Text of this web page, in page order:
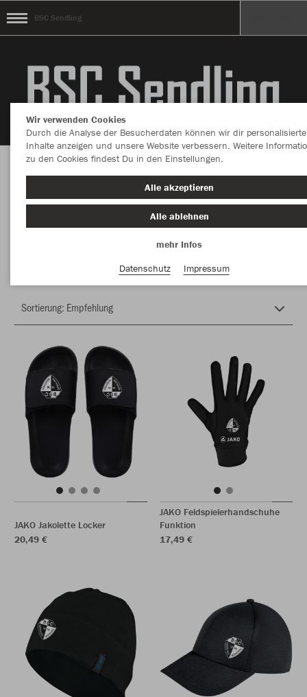
BSC Sendling
Herzlich Willkommen im Teamshop BSC
Sendling
JAKO Jakolette Locker
20,49 €
JAKO Feldspielerhandschuhe
Funktion
17,49 €
Wir verwenden Cookies
Durch die Analyse der Besucherdaten können wir dir personalisierte
Inhalte anzeigen und unsere Website verbessern. Weitere
zu den Cookies findest Du in den Einstellungen.
Alle akzeptieren
Alle ablehnen
mehr Infos
Datenschutz
Impressum